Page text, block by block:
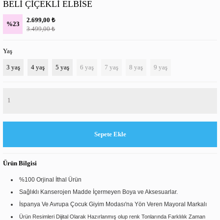
BELİ ÇİÇEKLİ ELBİSE
%23
2.699,00 ₺
3.499,00₺
Yaş
3 yaş 4 yaş 5 yaş 6 yaş 7 yaş 8 yaş 9 yaş
Sepete Ekle
Ürün Bilgisi
%100 Orjinal İthal Ürün
Sağlıklı Kanserojen Madde İçermeyen Boya ve Aksesuarlar.
İspanya Ve Avrupa Çocuk Giyim Modası'na Yön Veren Mayoral Markalı
Ürün Resimleri Dijital Olarak Hazırlanmış olup renk Tonlarında Farklılık Zaman